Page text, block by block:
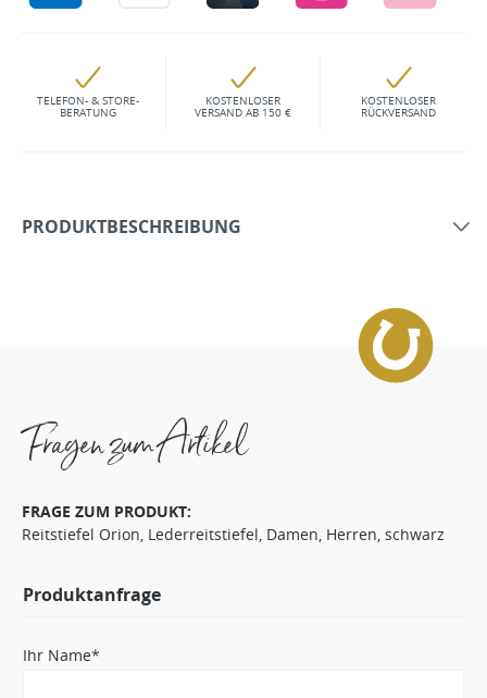
TELEFON- & STORE-
BERATUNG
KOSTENLOSER
VERSAND AB 150 €
KOSTENLOSER
RÜCKVERSAND
PRODUKTBESCHREIBUNG
Fragen zum Artikel
FRAGE ZUM PRODUKT:
Reitstiefel Orion, Lederreitstiefel, Damen, Herren, schwarz
Produktanfrage
Ihr Name*